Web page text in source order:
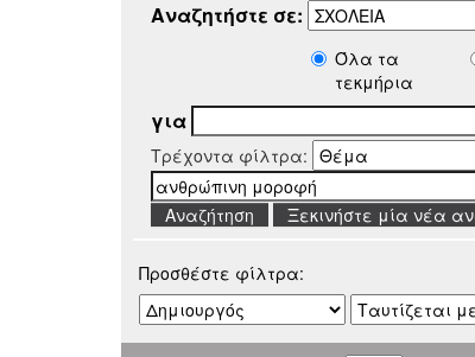
Αναζητήστε σε:
Όλα τα
τεκμήρια
για
Τρέχοντα φίλτρα:
Ξεκινήστε μία νέα
Προσθέστε φίλτρα: